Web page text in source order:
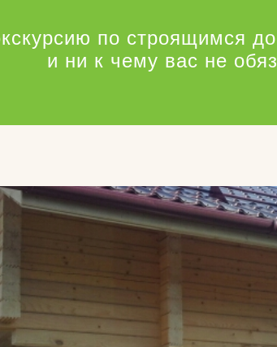
по строящимся
и ни к чему вас не